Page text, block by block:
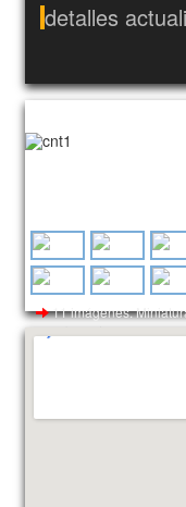
detalles
11 imágenes.
encabezado.